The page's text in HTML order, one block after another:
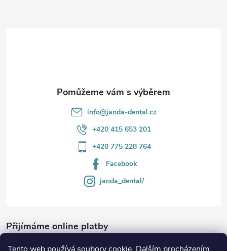
info@janda-dental.cz
+420 415 653 201
+420 775 228 764
Facebook
janda_dental/
Přijímáme online platby